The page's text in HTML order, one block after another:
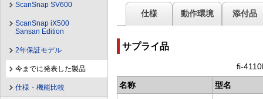
ScanSnap SV600
ScanSnap iX500
Sansan Edition
2年保証モデル
今までに発表した製品
仕様・機能比較
仕様 動作環境 添付品
サプライ品
fi-
名称 型名